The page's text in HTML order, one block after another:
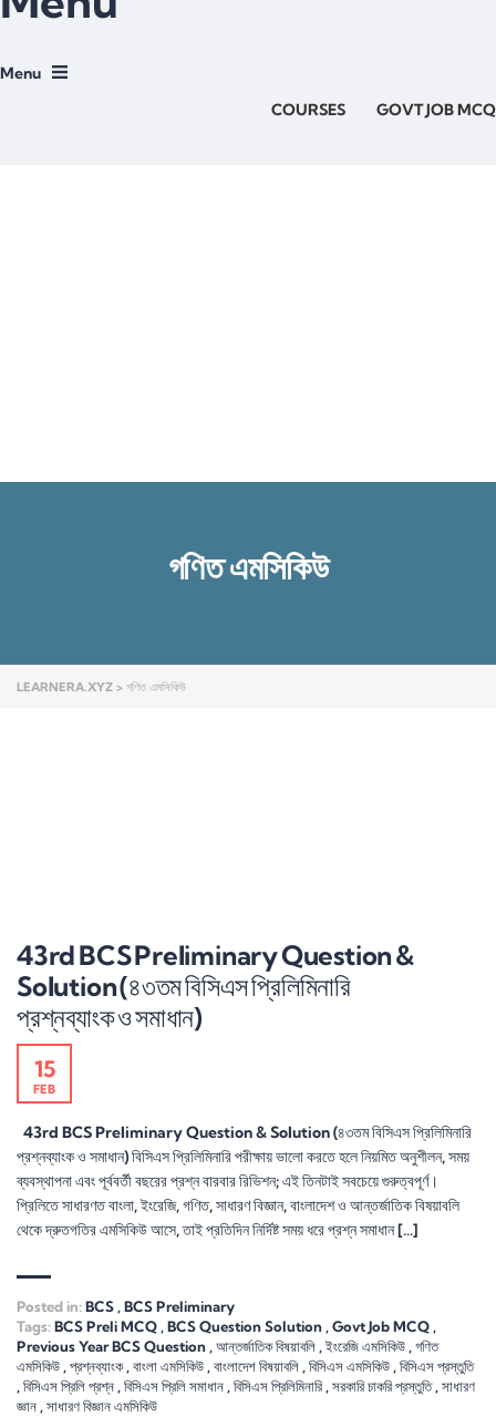
COURSES GOVT JOB MCQ
গণিত এমসিকিউ
LEARNERA.XYZ > গণিত এমসিকিউ
43rd BCS Preliminary Question &
Solution (৪৩তম বিসিএস প্রিলিমিনারি
প্রশ্নব্যাংক ও সমাধান)
15
FEB
43rd BCS Preliminary Question & Solution (৪৩তম বিসিএস প্রিলিমিনারি
প্রশ্নব্যাংক ও সমাধান) বিসিএস প্রিলিমিনারি পরীক্ষায় ভালো করতে হলে নিয়মিত অনুশীলন, সময়
ব্যবস্থাপনা এবং পূর্ববর্তী বছরের প্রশ্ন বারবার রিভিশন; এই তিনটাই সবচেয়ে গুরুত্বপূর্ণ।
প্রিলিতে সাধারণত বাংলা, ইংরেজি, গণিত, সাধারণ বিজ্ঞান, বাংলাদেশ ও আন্তর্জাতিক বিষয়াবলি
থেকে দ্রুতগতির এমসিকিউ আসে, তাই প্রতিদিন নির্দিষ্ট সময় ধরে প্রশ্ন সমাধান […]
Posted in:BCS , BCS Preliminary
Tags:BCS Preli MCQ , BCS Question Solution , Govt Job MCQ ,
Previous Year BCS Question , আন্তর্জাতিক বিষয়াবলি , ইংরেজি এমসিকিউ , গণিত
এমসিকিউ , প্রশ্নব্যাংক, বাংলা এমসিকিউ , বাংলাদেশ বিষয়াবলি , বিসিএস এমসিকিউ , বিসিএস প্রস্তুতি
, বিসিএস প্রিলি প্রশ্ন , বিসিএস প্রিলি সমাধান , বিসিএস প্রিলিমিনারি , সরকারি চাকরি প্রস্তুতি, সাধারণ
জ্ঞান , সাধারণ বিজ্ঞান এমসিকিউ